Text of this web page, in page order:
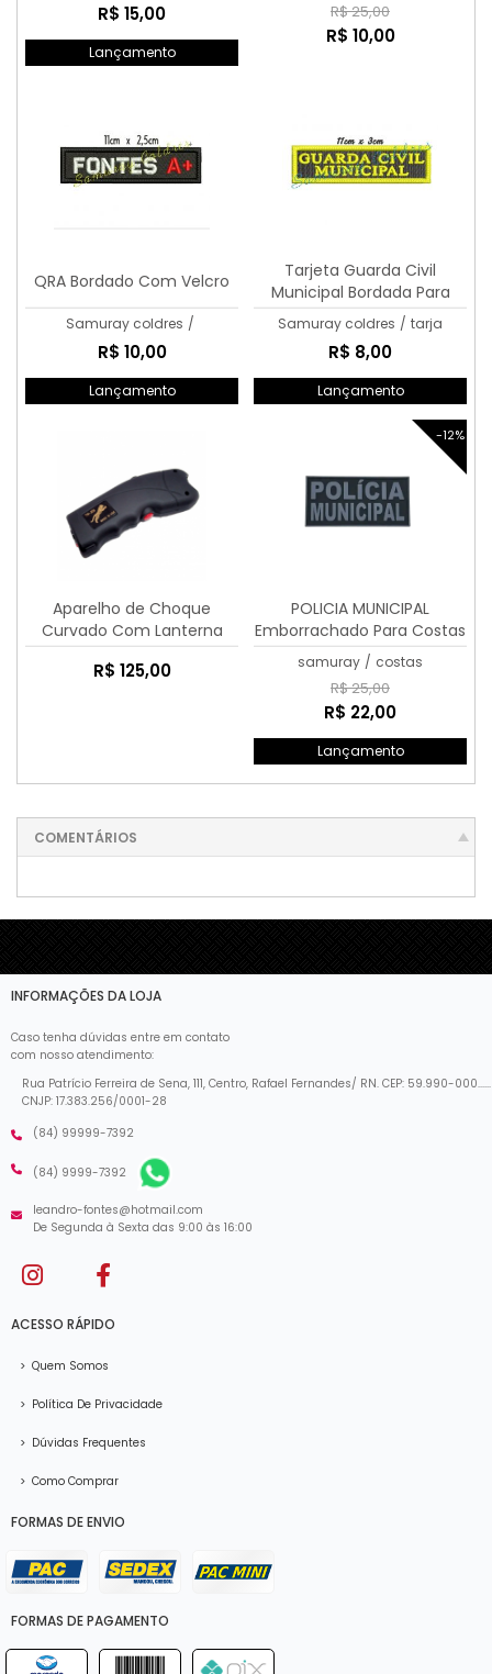
R$ 15,00
Lançamento
R$ 25,00
R$ 10,00
QRA Bordado Com Velcro
Samuray coldres /
R$ 10,00
Lançamento
Tarjeta Guarda Civil
Municipal Bordada Para
Peito
Samuray coldres / tarja
R$ 8,00
Lançamento
Aparelho de Choque
Curvado Com Lanterna
TW-309
R$ 125,00
-12%
POLICIA MUNICIPAL
Emborrachado Para Costas
samuray / costas
R$ 25,00
R$ 22,00
Lançamento
COMENTÁRIOS
INFORMAÇÕES DA LOJA
Caso tenha dúvidas entre em contato
com nosso atendimento:
Rua Patrício Ferreira de Sena, 111, Centro, Rafael Fernandes/ RN. CEP: 59.990-000......
CNJP: 17.383.256/0001-28
(84) 99999-7392
(84) 9999-7392
leandro-fontes@hotmail.com
De Segunda à Sexta das 9:00 às 16:00
ACESSO RÁPIDO
> Quem Somos
> Política De Privacidade
> Dúvidas Frequentes
> Como Comprar
FORMAS DE ENVIO
FORMAS DE PAGAMENTO